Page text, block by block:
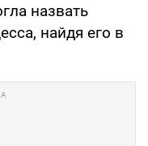
назвать
найдя его в